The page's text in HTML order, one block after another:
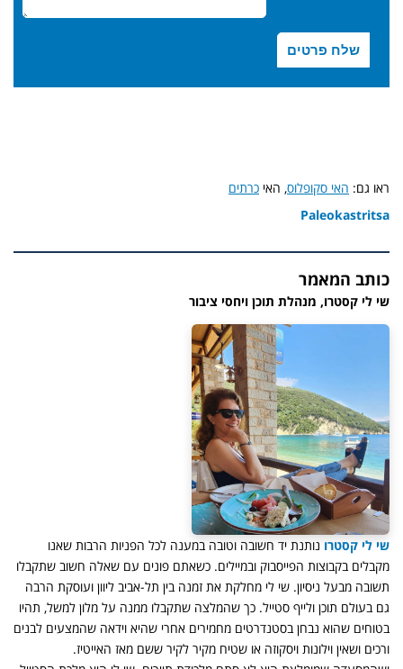
ראו גם: האי סקופלוס, האי כרתים
Paleokastritsa
כותב המאמר
שי לי קסטרו, מנהלת תוכן ויחסי ציבור
שי לי קסטרו נותנת יד חשובה וטובה במענה לכל הפניות הרבות שאנו
מקבלים בקבוצות הפייסבוק ובמיילים. כשאתם פונים עם שאלה חשוב שתקבלו
תשובה מבעל ניסיון. שי לי מחלקת את זמנה בין תל-אביב ליוון ועוסקת הרבה
גם בעולם תוכן ולייף סטייל. כך שהמלצה שתקבלו ממנה על מלון למשל, תהיו
בטוחים שהוא נבחן בסטנדרטים מחמירים אחרי שהיא וידאה שהמצעים לבנים
ורכים ושאין וילונות ויסקוזה או שטיח מקיר לקיר ששם מאז האייטיז.